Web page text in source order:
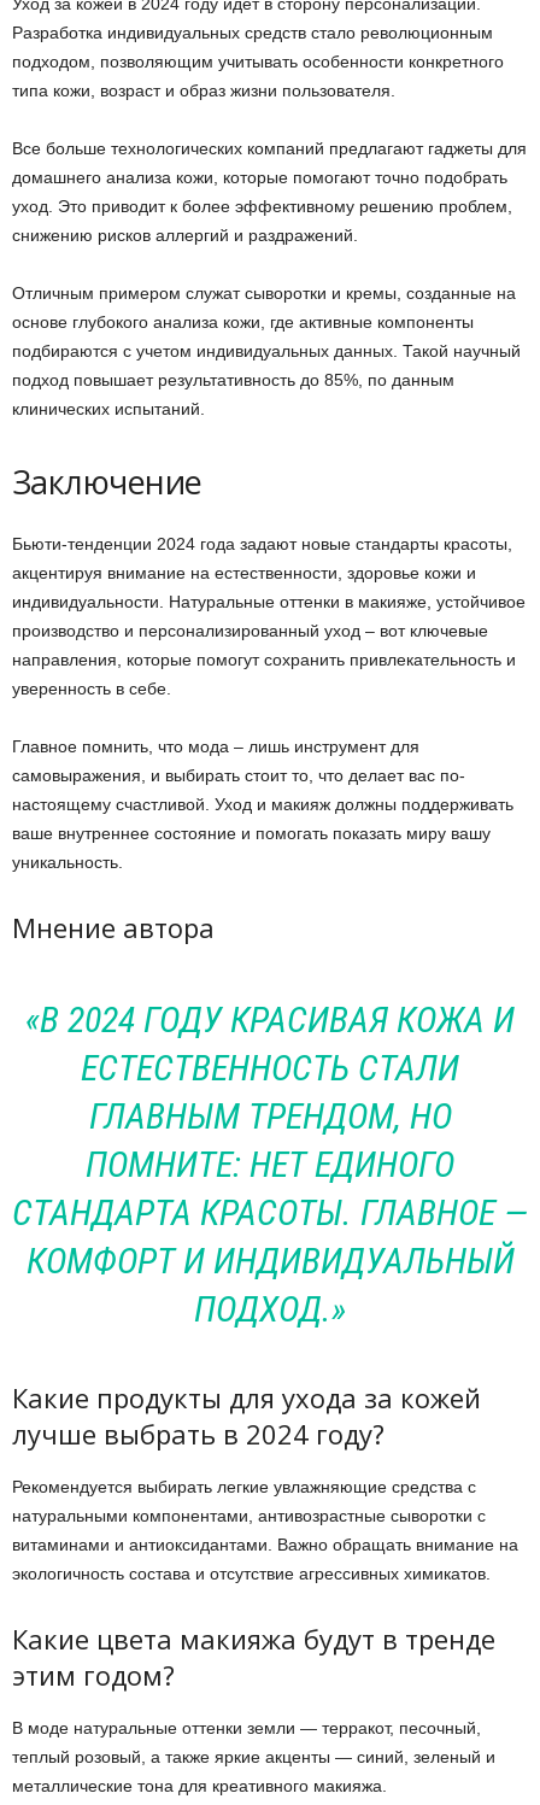
Разработка индивидуальных средств стало революционным
подходом, позволяющим учитывать особенности конкретного
типа кожи, возраст и образ жизни пользователя.
Все больше технологических компаний предлагают гаджеты для
домашнего анализа кожи, которые помогают точно подобрать
уход. Это приводит к более эффективному решению проблем,
снижению рисков аллергий и раздражений.
Отличным примером служат сыворотки и кремы, созданные на
основе глубокого анализа кожи, где активные компоненты
подбираются с учетом индивидуальных данных. Такой научный
подход повышает результативность до 85%, по данным
клинических испытаний.
Заключение
Бьюти-тенденции 2024 года задают новые стандарты красоты,
акцентируя внимание на естественности, здоровье кожи и
индивидуальности. Натуральные оттенки в макияже, устойчивое
производство и персонализированный уход – вот ключевые
направления, которые помогут сохранить привлекательность и
уверенность в себе.
Главное помнить, что мода – лишь инструмент для
самовыражения, и выбирать стоит то, что делает вас по-
настоящему счастливой. Уход и макияж должны поддерживать
ваше внутреннее состояние и помогать показать миру вашу
уникальность.
Мнение автора
«В 2024 ГОДУ КРАСИВАЯ КОЖА И
ЕСТЕСТВЕННОСТЬ СТАЛИ
ГЛАВНЫМ ТРЕНДОМ, НО
ПОМНИТЕ: НЕТ ЕДИНОГО
СТАНДАРТА КРАСОТЫ. ГЛАВНОЕ —
КОМФОРТ И ИНДИВИДУАЛЬНЫЙ
ПОДХОД.»
Какие продукты для ухода за кожей
лучше выбрать в 2024 году?
Рекомендуется выбирать легкие увлажняющие средства с
натуральными компонентами, антивозрастные сыворотки с
витаминами и антиоксидантами. Важно обращать внимание на
экологичность состава и отсутствие агрессивных химикатов.
Какие цвета макияжа будут в тренде
этим годом?
В моде натуральные оттенки земли — терракот, песочный,
теплый розовый, а также яркие акценты — синий, зеленый и
металлические тона для креативного макияжа.